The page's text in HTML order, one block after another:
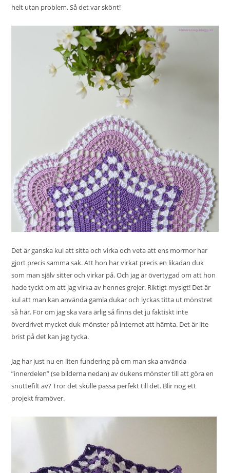
helt utan problem. Så det var skönt!
Det är ganska kul att sitta och virka och veta att ens mormor har
gjort precis samma sak. Att hon har virkat precis en likadan duk
som man själv sitter och virkar på. Och jag är övertygad om att hon
hade tyckt om att jag virka av hennes grejer. Riktigt mysigt! Det är
kul att man kan använda gamla dukar och lyckas titta ut mönstret
så här. För om jag ska vara ärlig så finns det ju faktiskt inte
överdrivet mycket duk-mönster på internet att hämta. Det är lite
brist på det kan jag tycka.
Jag har just nu en liten fundering på om man ska använda
”innerdelen” (se bilderna nedan) av dukens mönster till att göra en
snuttefilt av? Tror det skulle passa perfekt till det. Blir nog ett
projekt framöver.